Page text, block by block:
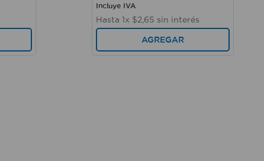
Incluye IVA
Hasta 1x $2,65 sin interés
AGREGAR